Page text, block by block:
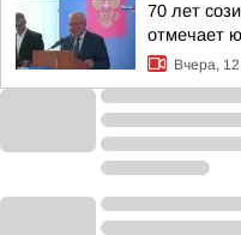
70 лет
отмечает
Вчера,